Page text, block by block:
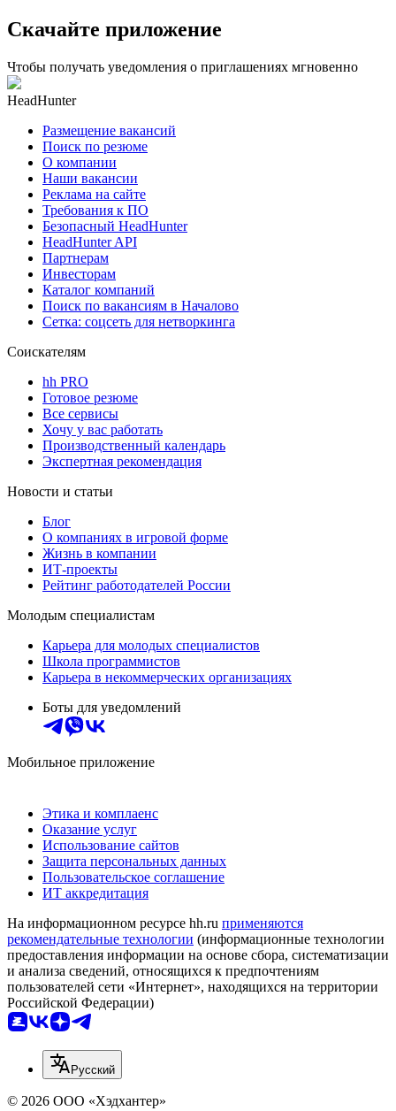
Скачайте приложение
Чтобы получать уведомления о приглашениях мгновенно
HeadHunter
Размещение вакансий
Поиск по резюме
О компании
Наши вакансии
Реклама на сайте
Требования к ПО
Безопасный HeadHunter
HeadHunter API
Партнерам
Инвесторам
Каталог компаний
Поиск по вакансиям в Началово
Сетка: соцсеть для нетворкинга
Соискателям
hh PRO
Готовое резюме
Все сервисы
Хочу у вас работать
Производственный календарь
Экспертная рекомендация
Новости и статьи
Блог
О компаниях в игровой форме
Жизнь в компании
ИТ-проекты
Рейтинг работодателей России
Молодым специалистам
Карьера для молодых специалистов
Школа программистов
Карьера в некоммерческих организациях
Боты для уведомлений
Мобильное приложение
Этика и комплаенс
Оказание услуг
Использование сайтов
Защита персональных данных
Пользовательское соглашение
ИТ аккредитация
На информационном ресурсе hh.ru применяются
рекомендательные технологии (информационные технологии
предоставления информации на основе сбора, систематизации
и анализа сведений, относящихся к предпочтениям
пользователей сети «Интернет», находящихся на территории
Российской Федерации)
Русский
© 2026 ООО «Хэдхантер»